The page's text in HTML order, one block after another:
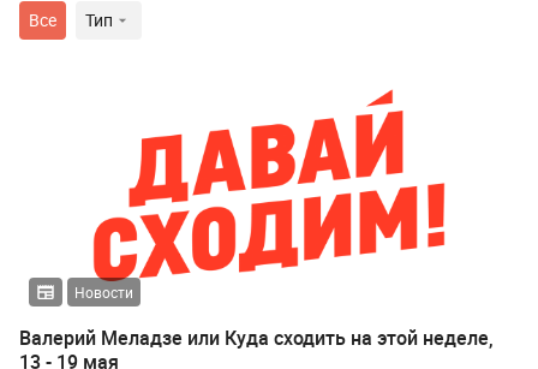
Все Тип
Новости
Валерий Меладзе или Куда сходить на этой неделе,
13 - 19 мая